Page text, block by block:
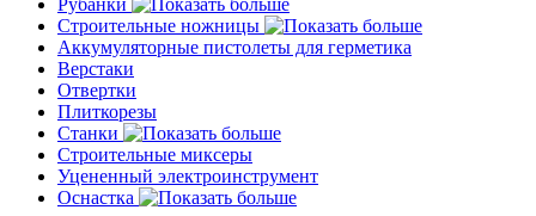
Рубанки
Строительные ножницы
Аккумуляторные пистолеты для герметика
Верстаки
Отвертки
Плиткорезы
Станки
Строительные миксеры
Уцененный электроинструмент
Оснастка